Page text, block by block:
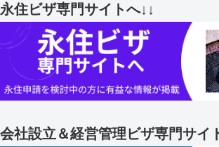
永住ビザ専門サイトへ↓↓
会社設立＆経営管理ビザ専門サイ